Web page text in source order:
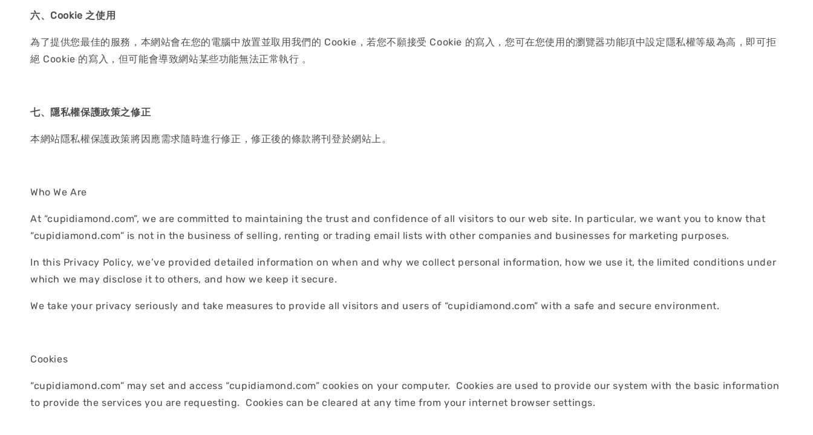
六、Cookie 之使用
為了提供您最佳的服務，本網站會在您的電腦中放置並取用我們的 Cookie，若您不願接受 Cookie 的寫入，您可在您使用的瀏覽器功能項中設定隱私權等級為高，即可拒
絕 Cookie 的寫入，但可能會導致網站某些功能無法正常執行 。
七、隱私權保護政策之修正
本網站隱私權保護政策將因應需求隨時進行修正，修正後的條款將刊登於網站上。
Who We Are
At “cupidiamond.com”, we are committed to maintaining the trust and confidence of all visitors to our web site. In particular, we want you to know that
“cupidiamond.com” is not in the business of selling, renting or trading email lists with other companies and businesses for marketing purposes.
In this Privacy Policy, we’ve provided detailed information on when and why we collect personal information, how we use it, the limited conditions under
which we may disclose it to others, and how we keep it secure.
We take your privacy seriously and take measures to provide all visitors and users of “cupidiamond.com” with a safe and secure environment.
Cookies
“cupidiamond.com” may set and access “cupidiamond.com” cookies on your computer. Cookies are used to provide our system with the basic information
to provide the services you are requesting. Cookies can be cleared at any time from your internet browser settings.